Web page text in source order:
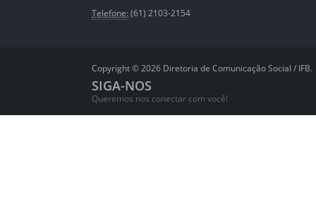
Telefone: (61) 2103-2154
Copyright © 2026 Diretoria de Comunicação Social / IFB.
SIGA-NOS
Queremos nos conectar com você!